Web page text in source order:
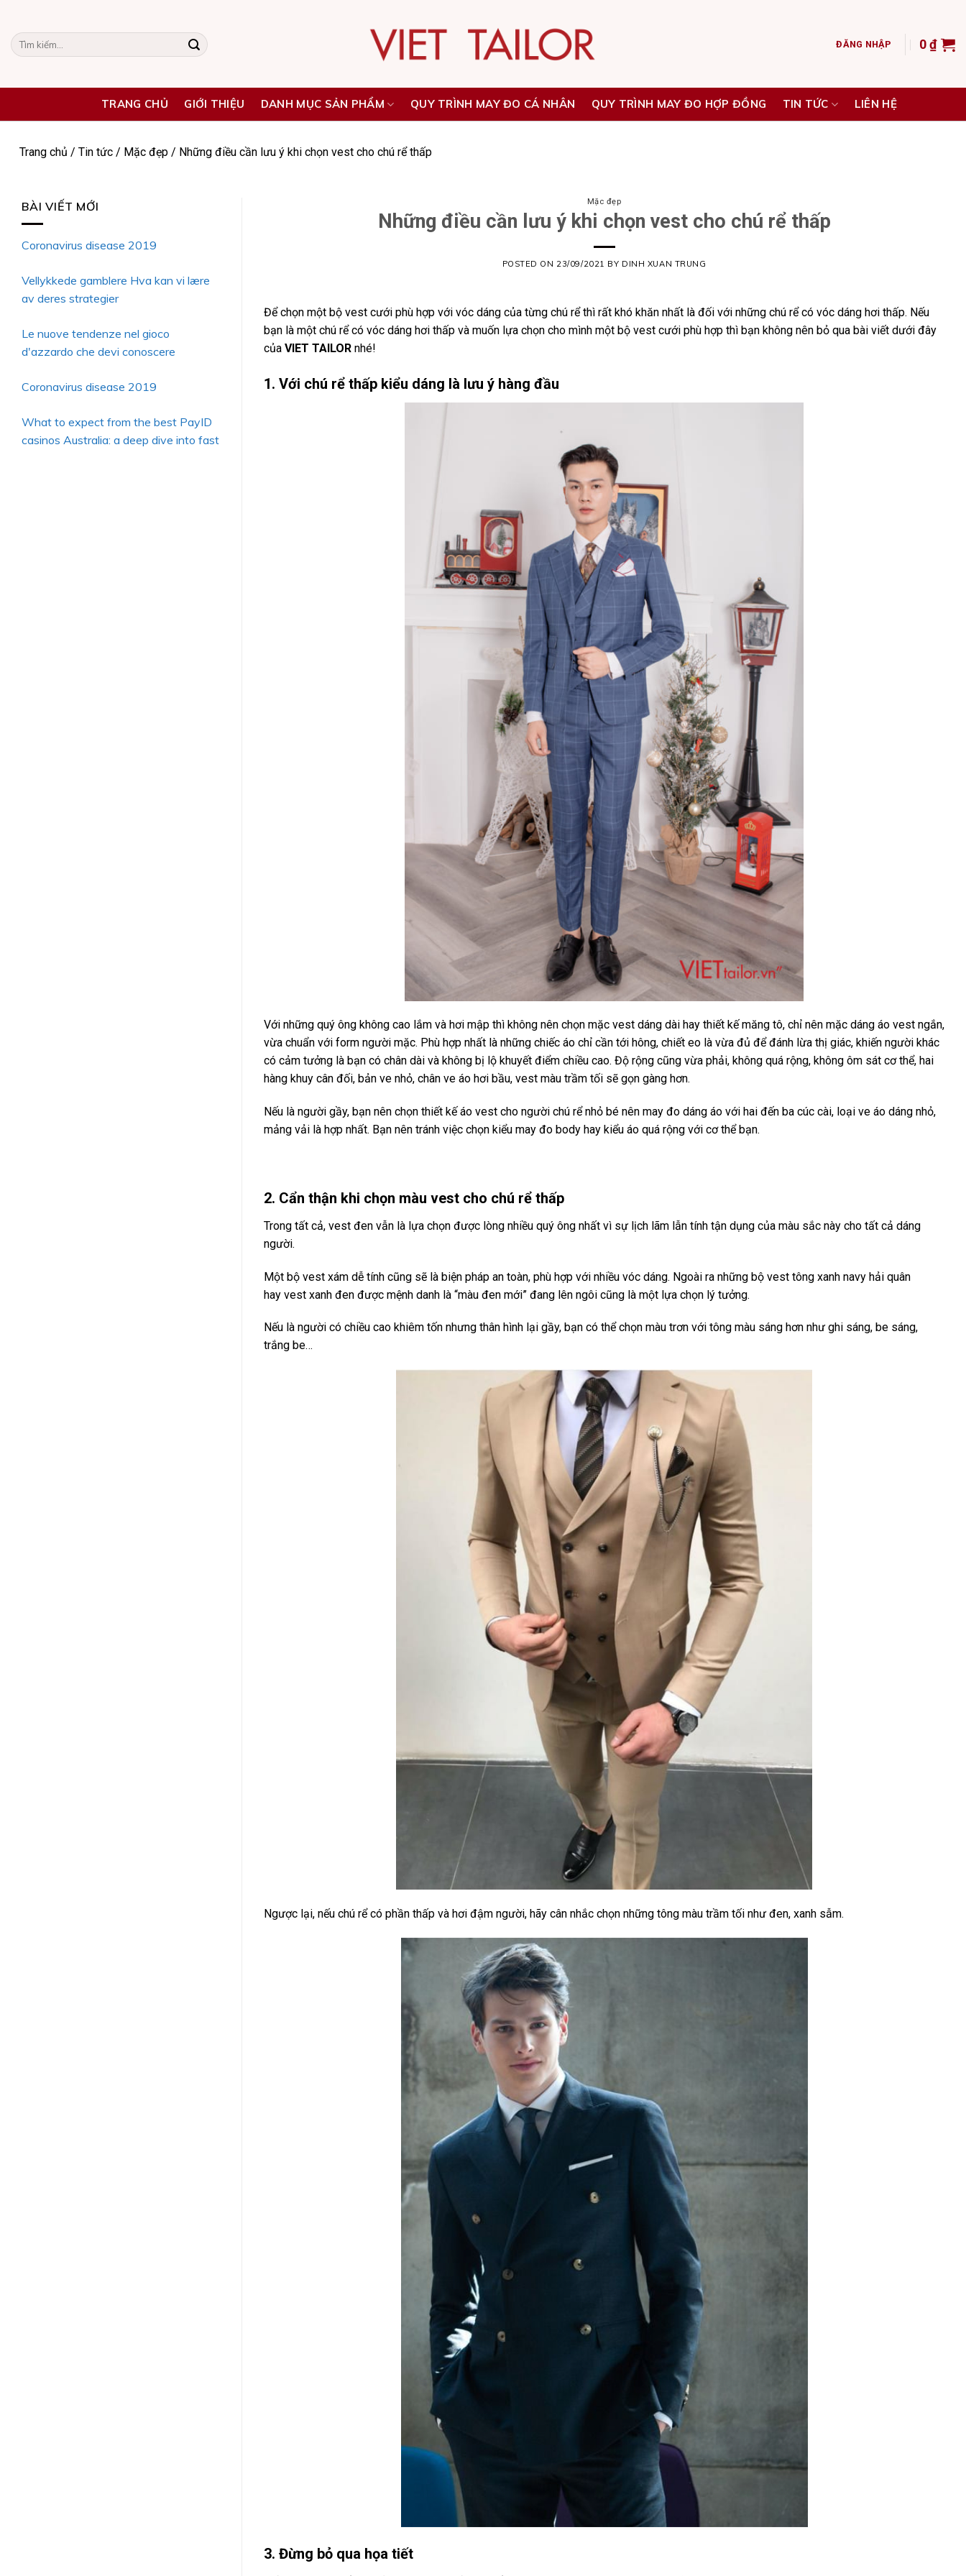
content
Tìm
kiếm:
ĐĂNG NHẬP 0₫
TRANG CHỦ GIỚI THIỆU DANH MỤC SẢN PHẨM QUY TRÌNH MAY ĐO CÁ NHÂN QUY TRÌNH MAY ĐO HỢP ĐỒNG TIN TỨC LIÊN HỆ
Trang chủ / Tin tức / Mặc đẹp / Những điều cần lưu ý khi chọn vest cho chú rể thấp
BÀI VIẾT MỚI
Coronavirus disease 2019
Vellykkede gamblere Hva kan vi lære
av deres strategier
Le nuove tendenze nel gioco
d'azzardo che devi conoscere
Coronavirus disease 2019
What to expect from the best PayID
casinos Australia: a deep dive into fast
Mặc đẹp
Những điều cần lưu ý khi chọn vest cho chú rể thấp
POSTED ON 23/09/2021 BY DINH XUAN TRUNG
Để chọn một bộ vest cưới phù hợp với vóc dáng của từng chú rể thì rất khó khăn nhất là đối với những chú rể có vóc dáng hơi thấp. Nếu
bạn là một chú rể có vóc dáng hơi thấp và muốn lựa chọn cho mình một bộ vest cưới phù hợp thì bạn không nên bỏ qua bài viết dưới đây
của VIET TAILOR nhé!
1. Với chú rể thấp kiểu dáng là lưu ý hàng đầu
Với những quý ông không cao lắm và hơi mập thì không nên chọn mặc vest dáng dài hay thiết kế măng tô, chỉ nên mặc dáng áo vest ngắn,
vừa chuẩn với form người mặc. Phù hợp nhất là những chiếc áo chỉ cần tới hông, chiết eo là vừa đủ để đánh lừa thị giác, khiến người khác
có cảm tưởng là bạn có chân dài và không bị lộ khuyết điểm chiều cao. Độ rộng cũng vừa phải, không quá rộng, không ôm sát cơ thể, hai
hàng khuy cân đối, bản ve nhỏ, chân ve áo hơi bầu, vest màu trầm tối sẽ gọn gàng hơn.
Nếu là người gầy, bạn nên chọn thiết kế áo vest cho người chú rể nhỏ bé nên may đo dáng áo với hai đến ba cúc cài, loại ve áo dáng nhỏ,
mảng vải là hợp nhất. Bạn nên tránh việc chọn kiểu may đo body hay kiểu áo quá rộng với cơ thể bạn.
2. Cẩn thận khi chọn màu vest cho chú rể thấp
Trong tất cả, vest đen vẫn là lựa chọn được lòng nhiều quý ông nhất vì sự lịch lãm lẫn tính tận dụng của màu sắc này cho tất cả dáng
người.
Một bộ vest xám dễ tính cũng sẽ là biện pháp an toàn, phù hợp với nhiều vóc dáng. Ngoài ra những bộ vest tông xanh navy hải quân
hay vest xanh đen được mệnh danh là “màu đen mới” đang lên ngôi cũng là một lựa chọn lý tưởng.
Nếu là người có chiều cao khiêm tốn nhưng thân hình lại gầy, bạn có thể chọn màu trơn với tông màu sáng hơn như ghi sáng, be sáng,
trắng be…
Ngược lại, nếu chú rể có phần thấp và hơi đậm người, hãy cân nhắc chọn những tông màu trầm tối như đen, xanh sẫm.
3. Đừng bỏ qua họa tiết